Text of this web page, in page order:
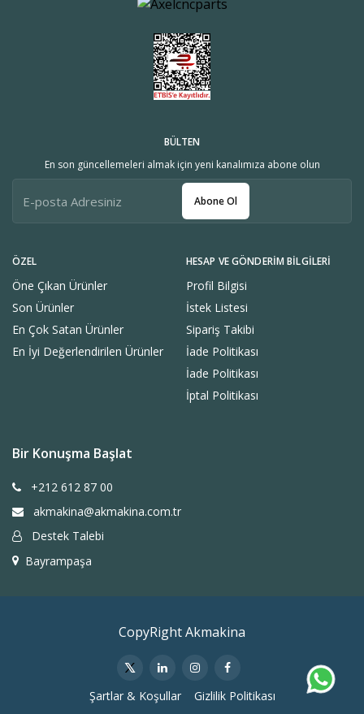
ÖZEL
Öne Çıkan Ürünler
Son Ürünler
En Çok Satan Ürünler
En İyi Değerlendirilen Ürünler
HESAP VE GÖNDERIM BILGILERI
Profil Bilgisi
İstek Listesi
Sipariş Takibi
İade Politikası
İade Politikası
İptal Politikası
BÜLTEN
En son güncellemeleri almak için yeni kanalımıza abone olun
Abone Ol
Bir Konuşma Başlat
+212 612 87 00
akmakina@akmakina.com.tr
Destek Talebi
Bayrampaşa
CopyRight Akmakina
Şartlar & Koşullar Gizlilik Politikası